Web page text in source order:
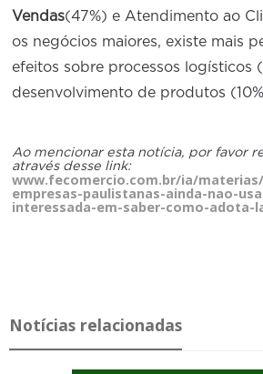
Vendas(47%) e Atendimento ao
os negócios maiores, existe mais
efeitos sobre processos logísticos
desenvolvimento de produtos
Ao mencionar esta notícia, por favor
através desse link:
www.fecomercio.com.br/ia/
empresas-paulistanas-ainda-nao-
interessada-em-saber-como-adota-
Notícias relacionadas